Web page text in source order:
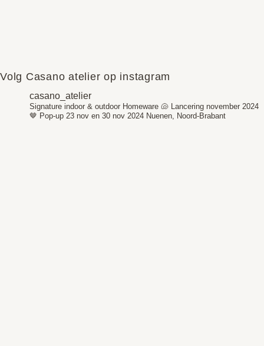
Volg Casano atelier op instagram
casano_atelier
Signature indoor & outdoor Homeware 🐚 Lancering november 2024
🤎 Pop-up 23 nov en 30 nov 2024 Nuenen, Noord-Brabant